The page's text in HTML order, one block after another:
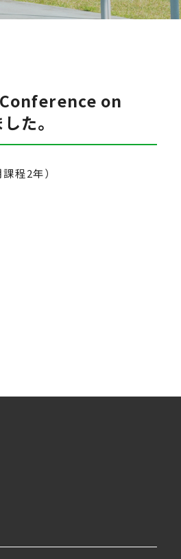
on
た。
程2年）